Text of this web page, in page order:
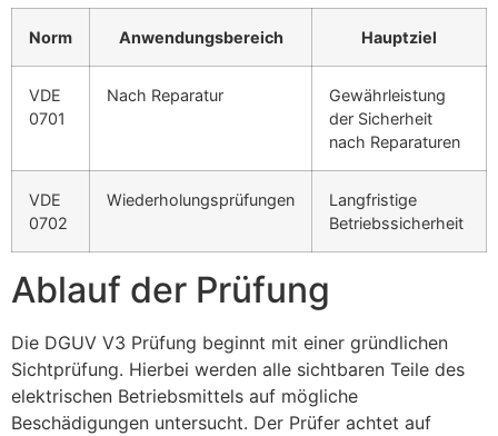
Norm Anwendungsbereich Hauptziel
VDE
0701
Nach Reparatur
Gewährleistung
der Sicherheit
nach Reparaturen
VDE
0702
Wiederholungsprüfungen
Langfristige
Betriebssicherheit
Ablauf der Prüfung
Die DGUV V3 Prüfung beginnt mit einer gründlichen
Sichtprüfung. Hierbei werden alle sichtbaren Teile des
elektrischen Betriebsmittels auf mögliche
Beschädigungen untersucht. Der Prüfer achtet auf